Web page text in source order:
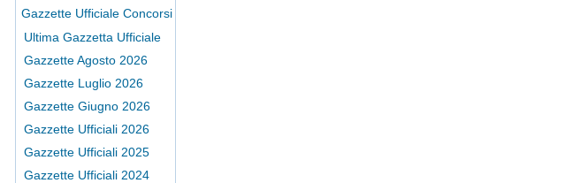
Gazzette Ufficiale Concorsi
Ultima Gazzetta Ufficiale
Gazzette Agosto 2026
Gazzette Luglio 2026
Gazzette Giugno 2026
Gazzette Ufficiali 2026
Gazzette Ufficiali 2025
Gazzette Ufficiali 2024